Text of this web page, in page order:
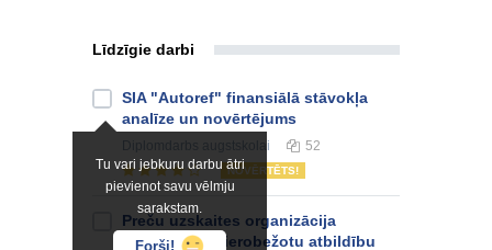
Līdzīgie darbi
Tu vari jebkuru darbu ātri
pievienot savu vēlmju
sarakstam.
Forši!
SIA "Autoref" finansiālā stāvokļa
analīze un novērtējums
augstskolai 52
NOVĒRTĒTS!
Preču uzskaites organizācija
sabiedrībā ar ierobežotu atbildību